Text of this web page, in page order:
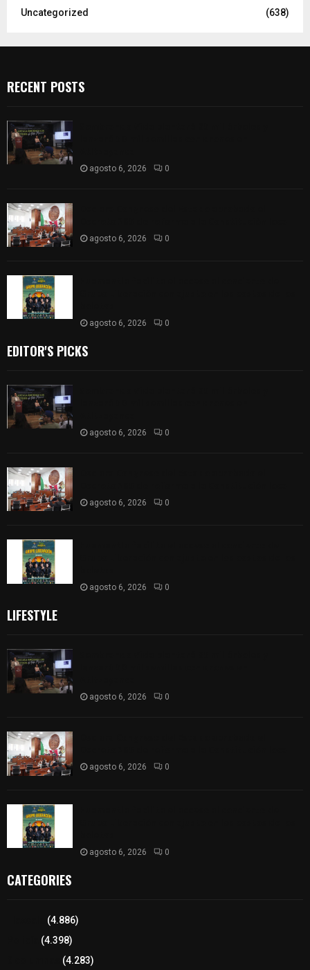
Uncategorized
(638)
RECENT POSTS
agosto 6, 2026 0
agosto 6, 2026 0
agosto 6, 2026 0
EDITOR'S PICKS
agosto 6, 2026 0
agosto 6, 2026 0
agosto 6, 2026 0
LIFESTYLE
agosto 6, 2026 0
agosto 6, 2026 0
agosto 6, 2026 0
CATEGORIES
(4.886)
(4.398)
(4.283)